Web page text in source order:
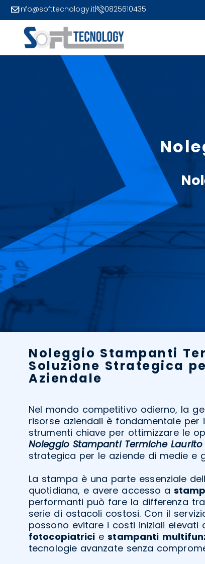
info@softtecnology.it 0825610435
Noleggio Stampanti
Soluzione Strategica
Aziendale
Nel mondo competitivo odierno, la
risorse aziendali è fondamentale per
strumenti chiave per ottimizzare le
Noleggio Stampanti Termiche Laurito
strategica per le aziende di medie e
La stampa è una parte essenziale
quotidiana, e avere accesso a
performanti può fare la differenza
serie di ostacoli costosi. Con il
possono evitare i costi iniziali elevati
fotocopiatrici estampanti
tecnologie avanzate senza